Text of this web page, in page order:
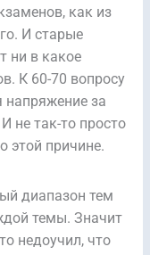
как из
И старые
ни в какое
К 60-70 вопросу
напряжение за
не так-то просто
этой причине.
диапазон тем
темы. Значит
недоучил, что